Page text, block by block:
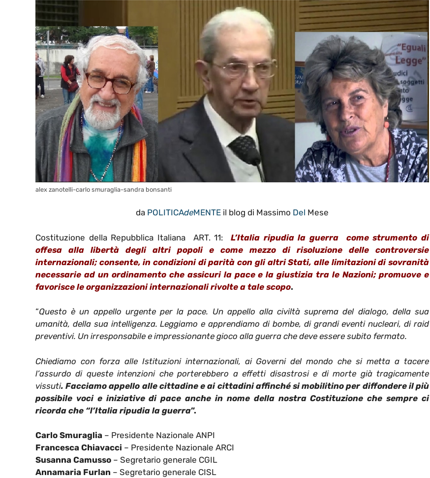
alex zanotelli-carlo smuraglia-sandra bonsanti
da POLITICAdeMENTE il blog di Massimo Del Mese
Costituzione della Repubblica Italiana ART. 11: L’Italia ripudia la guerra come strumento di
offesa alla libertà degli altri popoli e come mezzo di risoluzione delle controversie
internazionali; consente, in condizioni di parità con gli altri Stati, alle limitazioni di sovranità
necessarie ad un ordinamento che assicuri la pace e la giustizia tra le Nazioni; promuove e
favorisce le organizzazioni internazionali rivolte a tale scopo.
“Questo è un appello urgente per la pace. Un appello alla civiltà suprema del dialogo, della sua
umanità, della sua intelligenza. Leggiamo e apprendiamo di bombe, di grandi eventi nucleari, di raid
preventivi. Un irresponsabile e impressionante gioco alla guerra che deve essere subito fermato.
Chiediamo con forza alle Istituzioni internazionali, ai Governi del mondo che si metta a tacere
l’assurdo di queste intenzioni che porterebbero a effetti disastrosi e di morte già tragicamente
vissuti. Facciamo appello alle cittadine e ai cittadini affinché si mobilitino per diffondere il più
possibile voci e iniziative di pace anche in nome della nostra Costituzione che sempre ci
ricorda che “l’Italia ripudia la guerra”.
Carlo Smuraglia – Presidente Nazionale ANPI
Francesca Chiavacci – Presidente Nazionale ARCI
Susanna Camusso – Segretario generale CGIL
Annamaria Furlan – Segretario generale CISL